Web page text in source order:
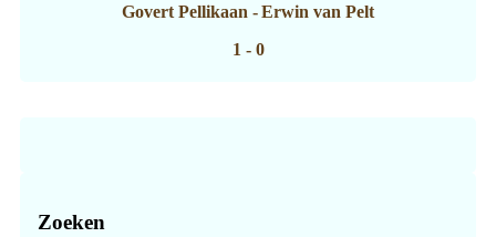
Govert Pellikaan - Erwin van Pelt
1 - 0
Zoeken